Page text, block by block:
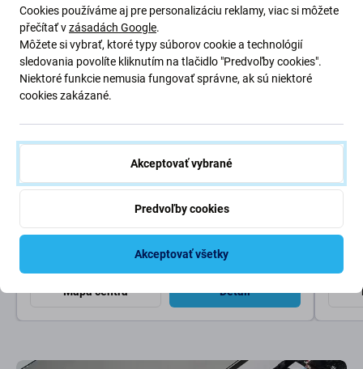
Pre každú opravu ponúkame záruku na prácu technika aj
náhradné diely.
Najbližšie pobočky
Všetky pobočky (4) Bratislava (3) Nitra (1)
Servisná centrála
Nám. hraničiarov, Bratislava
Mapa centra Detail
Cookies používáme aj pre personalizáciu reklamy, viac si môžete
přečítať vzásadách Google.
Môžete si vybrať, ktoré typy súborov cookie a technológií
sledovania povolíte kliknutím na tlačidlo "Predvoľby cookies".
Niektoré funkcie nemusia fungovať správne, ak sú niektoré
cookies zakázané.
Akceptovať vybrané
Predvoľby cookies
Akceptovať všetky